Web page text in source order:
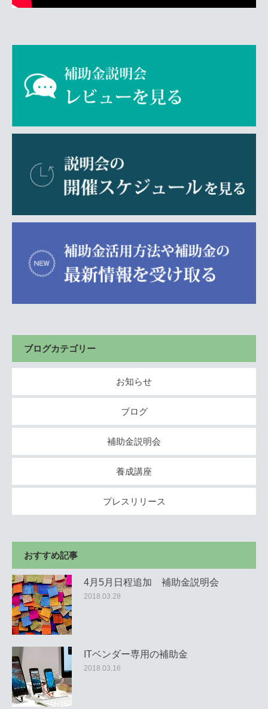
ブログカテゴリー
お知らせ
ブログ
補助金説明会
養成講座
プレスリリース
おすすめ記事
4月5月日程追加 補助金説明会
2018.03.28
ITベンダー専用の補助金
2018.03.16